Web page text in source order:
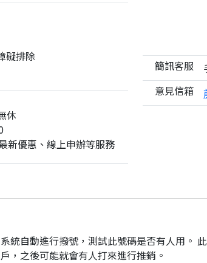
礙排除
休
新優惠、線上申辦等服務
簡訊客服
意見信箱
統自動進行撥號，測試此號碼是否有人用。
，之後可能就會有人打來進行推銷。